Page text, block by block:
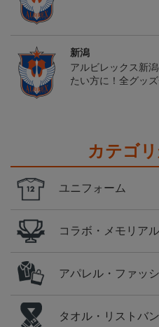
新潟
アルビレックス新
たい方に！全グッ
カテゴ
ユニフォーム
コラボ・メモリア
アパレル・ファッ
タオル・リストバ